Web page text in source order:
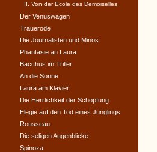
II. Von der Ecole des Demoiselles
Der Venuswagen
Trauerode
Die Journalisten und Minos
Phantasie an Laura
Bacchus im Triller
An die Sonne
Laura am Klavier
Die Herrlichkeit der Schöpfung
Elegie auf den Tod eines Jünglings
Rousseau
Die seligen Augenblicke
Spinoza